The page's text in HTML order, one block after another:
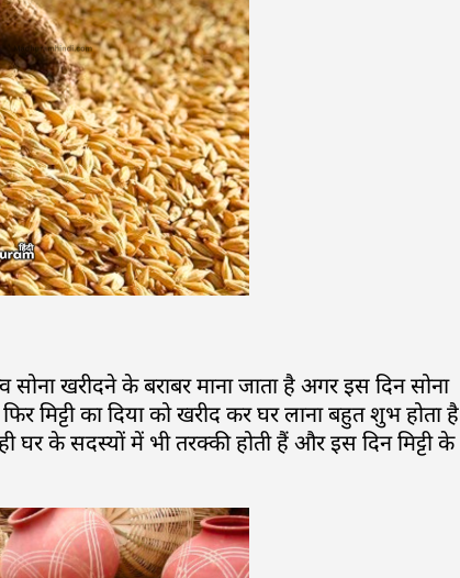
सोना खरीदने के बराबर माना जाता है अगर इस दिन सोना
मिट्टी का दिया को खरीद कर घर लाना बहुत शुभ होता है
घर के सदस्यों में भी तरक्की होती हैं और इस दिन मिट्टी के